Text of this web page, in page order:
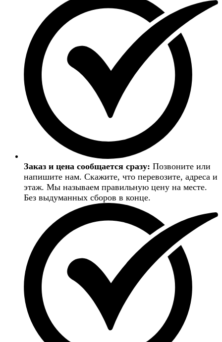
Заказ и цена сообщается сразу: Позвоните или
напишите нам. Скажите, что перевозите, адреса и
этаж. Мы называем правильную цену на месте.
Без выдуманных сборов в конце.